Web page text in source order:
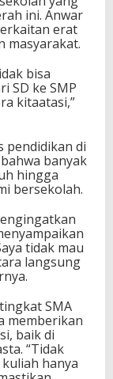
ini. Anwar
erat
masyarakat.
bisa
SD ke SMP
kitaatasi,”
pendidikan di
banyak
hingga
bersekolah.
tidak mau
langsung
SMA
memberikan
baik di
“Tidak
hanya